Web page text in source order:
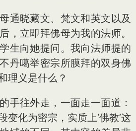
通晓藏文、梵文和英文以及
，立即拜佛母为我的法师。
生向她提问。我向法师提的
丹噶举密宗所膜拜的双身佛
理义是什么？
手往外走，一面走一面道：
变化为密宗，实质上‘佛教’这